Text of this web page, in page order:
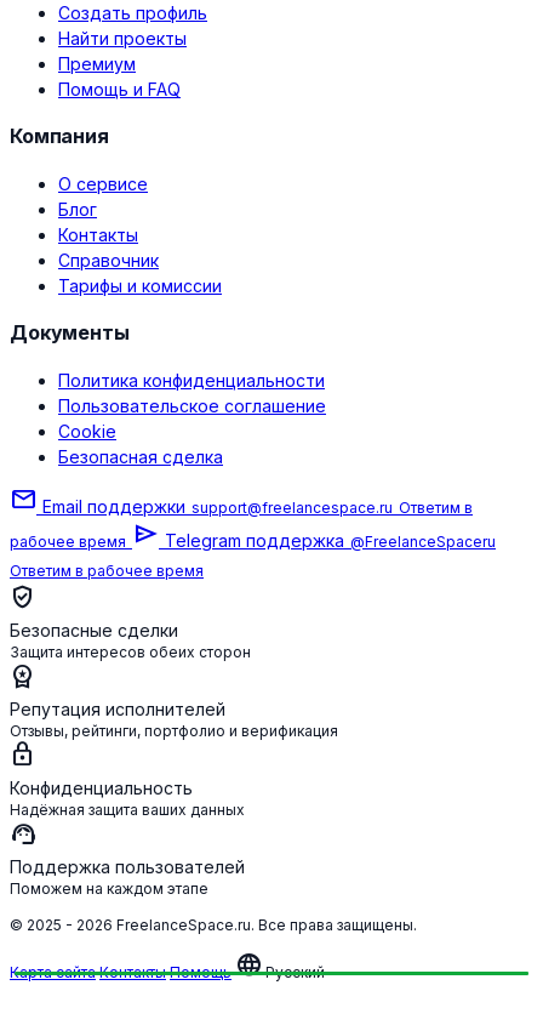
Создать профиль
Найти проекты
Премиум
Помощь и FAQ
Компания
О сервисе
Блог
Контакты
Справочник
Тарифы и комиссии
Документы
Политика конфиденциальности
Пользовательское соглашение
Cookie
Безопасная сделка
mail Email поддержки support@freelancespace.ru Ответим в
рабочее время send Telegram поддержка @FreelanceSpaceru
Ответим в рабочее время
verified_user
Безопасные сделки
Защита интересов обеих сторон
workspace_premium
Репутация исполнителей
Отзывы, рейтинги, портфолио и верификация
lock
Конфиденциальность
Надёжная защита ваших данных
support_agent
Поддержка пользователей
Поможем на каждом этапе
© 2025 - 2026 FreelanceSpace.ru. Все права защищены.
Карта сайта Контакты Помощь languageРусский